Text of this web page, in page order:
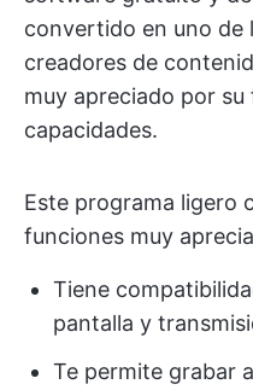
convertido en uno de
creadores de
muy apreciado por
capacidades.
Este programa ligero
funciones muy
Tiene
pantalla y
Te permite grabar